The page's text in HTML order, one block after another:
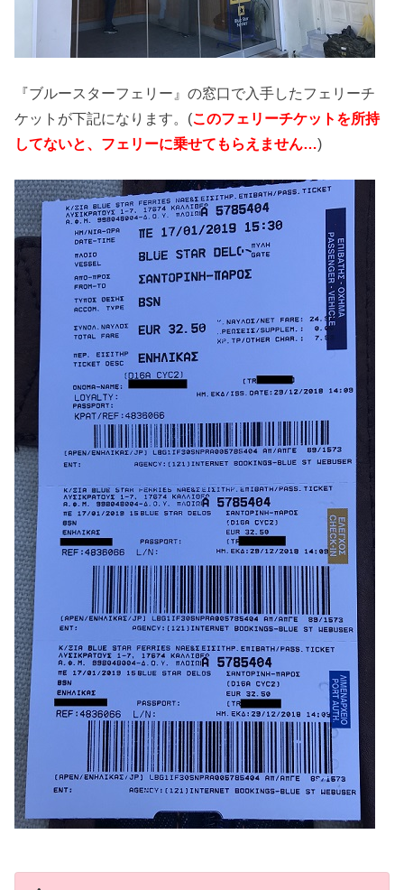
『ブルースターフェリー』の窓口で入手したフェリーチ
ケットが下記になります。(このフェリーチケットを所持
してないと、フェリーに乗せてもらえません…)